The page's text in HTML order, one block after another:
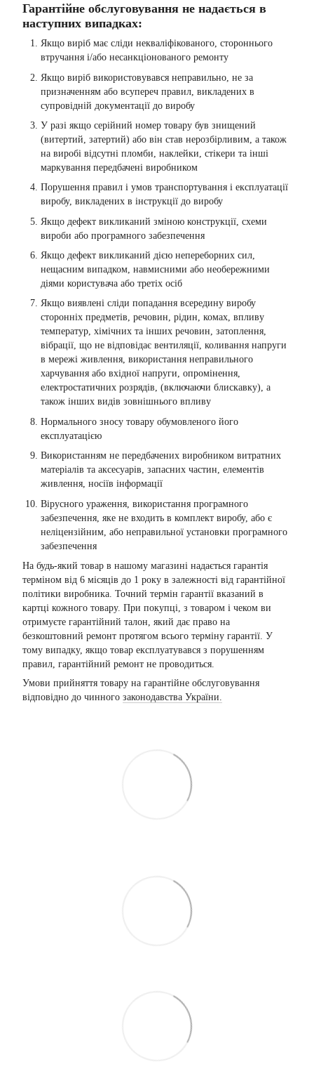
Гарантійне обслуговування не надається в
наступних випадках:
Якщо виріб має сліди некваліфікованого, стороннього
втручання і/або несанкціонованого ремонту
Якщо виріб використовувався неправильно, не за
призначенням або всупереч правил, викладених в
супровідній документації до виробу
У разі якщо серійний номер товару був знищений
(витертий, затертий) або він став нерозбірливим, а також
на виробі відсутні пломби, наклейки, стікери та інші
маркування передбачені виробником
Порушення правил і умов транспортування і експлуатації
виробу, викладених в інструкції до виробу
Якщо дефект викликаний зміною конструкції, схеми
вироби або програмного забезпечення
Якщо дефект викликаний дією непереборних сил,
нещасним випадком, навмисними або необережними
діями користувача або третіх осіб
Якщо виявлені сліди попадання всередину виробу
сторонніх предметів, речовин, рідин, комах, впливу
температур, хімічних та інших речовин, затоплення,
вібрації, що не відповідає вентиляції, коливання напруги
в мережі живлення, використання неправильного
харчування або вхідної напруги, опромінення,
електростатичних розрядів, (включаючи блискавку), а
також інших видів зовнішнього впливу
Нормального зносу товару обумовленого його
експлуатацією
Використанням не передбачених виробником витратних
матеріалів та аксесуарів, запасних частин, елементів
живлення, носіїв інформації
Вірусного ураження, використання програмного
забезпечення, яке не входить в комплект виробу, або є
неліцензійним, або неправильної установки програмного
забезпечення
На будь-який товар в нашому магазині надається гарантія
терміном від 6 місяців до 1 року в залежності від гарантійної
політики виробника. Точний термін гарантії вказаний в
картці кожного товару. При покупці, з товаром і чеком ви
отримуєте гарантійний талон, який дає право на
безкоштовний ремонт протягом всього терміну гарантії. У
тому випадку, якщо товар експлуатувався з порушенням
правил, гарантійний ремонт не проводиться.
Умови прийняття товару на гарантійне обслуговування
відповідно до чинного законодавства України.